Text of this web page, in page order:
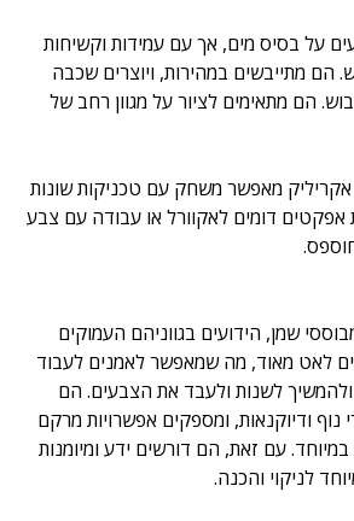
על בסיס מים, אך עם עמידות וקשיחות
הם מתייבשים במהירות, ויוצרים שכבה
הם מתאימים לציור על מגוון רחב של
אקריליק מאפשר משחק עם טכניקות שונות
אפקטים דומים לאקוורל או עבודה עם צבע
שמן, הידועים בגווניהם העמוקים
לאט מאוד, מה שמאפשר לאמנים לעבוד
ולהמשיך לשנות ולעבד את הצבעים. הם
נוף ודיוקנאות, ומספקים אפשרויות מרקם
עם זאת, הם דורשים ידע ומיומנות
לניקוי והכנה.